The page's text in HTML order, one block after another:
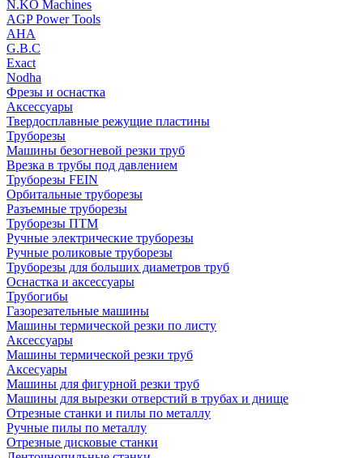
N.KO Machines
AGP Power Tools
AHA
G.B.C
Exact
Nodha
Фрезы и оснастка
Аксессуары
Твердосплавные режущие пластины
Труборезы
Машины безогневой резки труб
Врезка в трубы под давлением
Труборезы FEIN
Орбитальные труборезы
Разъемные труборезы
Труборезы ПТМ
Ручные электрические труборезы
Ручные роликовые труборезы
Труборезы для больших диаметров труб
Оснастка и аксессуары
Трубогибы
Газорезательные машины
Машины термической резки по листу
Аксессуары
Машины термической резки труб
Аксесуары
Машины для фигурной резки труб
Машины для вырезки отверстий в трубах и днище
Отрезные станки и пилы по металлу
Ручные пилы по металлу
Отрезные дисковые станки